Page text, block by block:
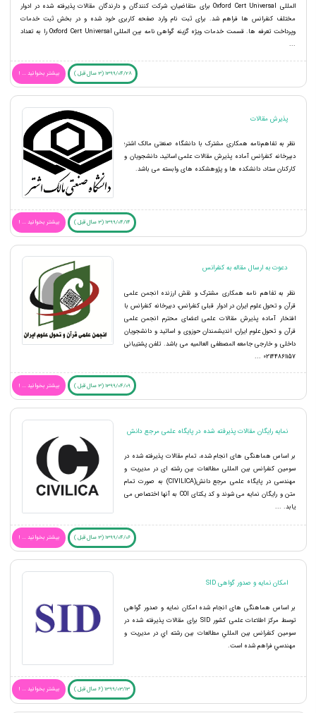
المللی Oxford Cert Universal برای متقاضیان، شرکت کنندگان و دارندگان مقالات پذیرفته شده در ادوار
مختلف کنفرانس ها فراهم شد. برای ثبت نام وارد صفحه کاربری خود شده و در بخش ثبت خدمات
وپرداخت تعرفه ها. قسمت خدمات ویژه گزینه گواهی نامه بین المللی Oxford Cert Universal را به تعداد
...
1399/04/28 (3 سال قبل ) بیشتر بخوانید ... !
پذیرش مقالات
نظر به تفاهم‌نامه همکاری مشترک با دانشگاه صنعتی مالک اشتر؛
دبیرخانه کنفرانس آماده پذیرش مقالات علمی اساتید، دانشجویان و
کارکنان ستاد، دانشکده ها و پژوهشکده های وابسته می باشد.
1399/04/14 (3 سال قبل ) بیشتر بخوانید ... !
دعوت به ارسال مقاله به کنفرانس
نظر به تفاهم نامه همکاری مشترک و نقش ارزنده انجمن علمی
قرآن و تحول علوم ایران در ادوار قبلی کنفرانس، دبیرخانه کنفرانس با
افتخار آماده پذیرش مقالات علمی اعضای محترم انجمن علمی
قرآن و تحول علوم ایران، اندیشمندان حوزوی و اساتید و دانشجویان
داخلی و خارجی جامعه المصطفی العالمیه می باشد. تلفن پشتیبانی
02144861157 ...
1399/04/09 (3 سال قبل ) بیشتر بخوانید ... !
نمایه رایگان مقالات پذیرفته شده در پایگاه علمی مرجع دانش
بر اساس هماهنگی های انجام شده، تمام مقالات پذیرفته شده در
سومین کنفرانس بین المللی مطالعات بین رشته ای در مدیریت و
مهندسی در پایگاه علمی مرجع دانش(CIVILICA) به صورت تمام
متن و رایگان نمایه می شوند و کد یکتای COI به آنها اختصاص می
یابد. ...
1399/04/06 (3 سال قبل ) بیشتر بخوانید ... !
امکان نمایه و صدور گواهی SID
بر اساس هماهنگی های انجام شده امکان نمایه و صدور گواهی
توسط مرکز اطلاعات علمی کشور SID برای مقالات پذیرفته شده در
سومين كنفرانس بين المللي مطالعات بين رشته اي در مديريت و
مهندسي فراهم شده است.
1399/03/13 (6 سال قبل ) بیشتر بخوانید ... !